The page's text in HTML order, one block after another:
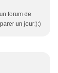
forum de
un jour:):)